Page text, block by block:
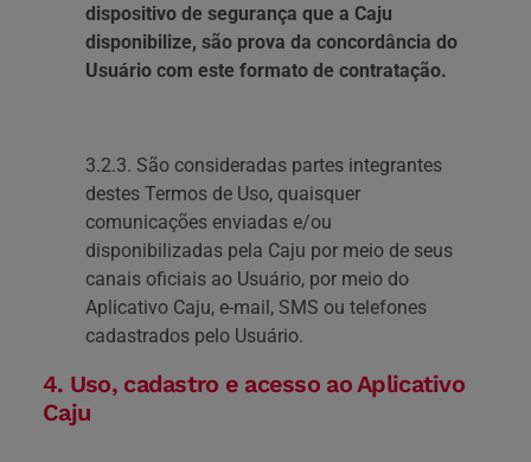
dispositivo de segurança que a Caju
disponibilize, são prova da concordância do
Usuário com este formato de contratação.
3.2.3. São consideradas partes integrantes
destes Termos de Uso, quaisquer
comunicações enviadas e/ou
disponibilizadas pela Caju por meio de seus
canais oficiais ao Usuário, por meio do
Aplicativo Caju, e-mail, SMS ou telefones
cadastrados pelo Usuário.
4. Uso, cadastro e acesso ao Aplicativo
Caju